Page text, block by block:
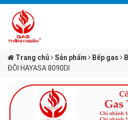
Trang chủ Sản phẩm Bếp gas
ĐÔI HAYASA 8090DI